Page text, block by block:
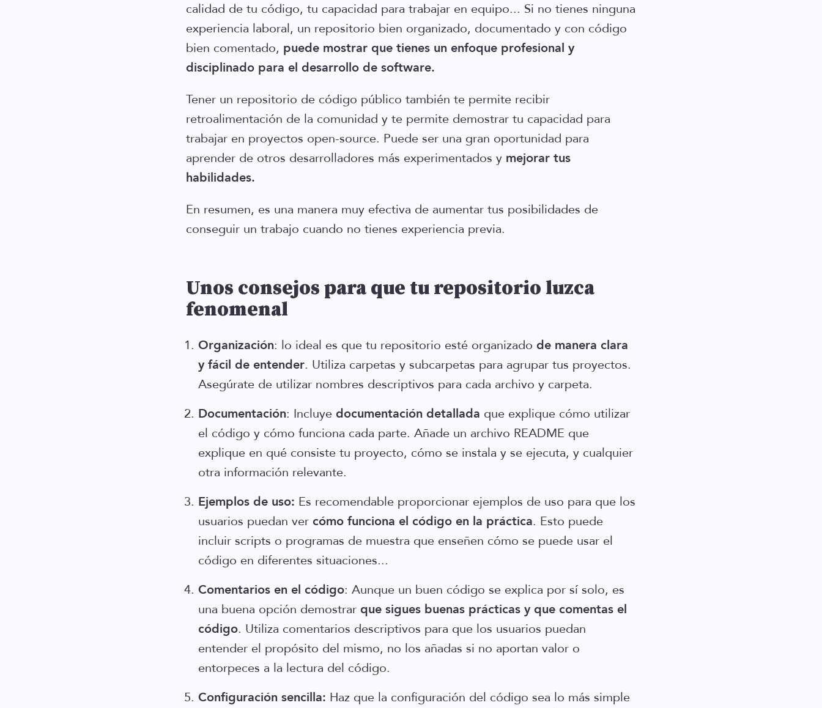
calidad de tu código, tu capacidad para trabajar en equipo... Si no tienes ninguna
experiencia laboral, un repositorio bien organizado, documentado y con código
bien comentado, puede mostrar que tienes un enfoque profesional y
disciplinado para el desarrollo de software.
Tener un repositorio de código público también te permite recibir
retroalimentación de la comunidad y te permite demostrar tu capacidad para
trabajar en proyectos open-source. Puede ser una gran oportunidad para
aprender de otros desarrolladores más experimentados y mejorar tus
habilidades.
En resumen, es una manera muy efectiva de aumentar tus posibilidades de
conseguir un trabajo cuando no tienes experiencia previa.
Unos consejos para que tu repositorio luzca
fenomenal
Organización: lo ideal es que tu repositorio esté organizado de manera clara
y fácil de entender. Utiliza carpetas y subcarpetas para agrupar tus proyectos.
Asegúrate de utilizar nombres descriptivos para cada archivo y carpeta.
Documentación: Incluye documentación detallada que explique cómo utilizar
el código y cómo funciona cada parte. Añade un archivo README que
explique en qué consiste tu proyecto, cómo se instala y se ejecuta, y cualquier
otra información relevante.
Ejemplos de uso: Es recomendable proporcionar ejemplos de uso para que los
usuarios puedan ver cómo funciona el código en la práctica. Esto puede
incluir scripts o programas de muestra que enseñen cómo se puede usar el
código en diferentes situaciones...
Comentarios en el código: Aunque un buen código se explica por sí solo, es
una buena opción demostrar que sigues buenas prácticas y que comentas el
código. Utiliza comentarios descriptivos para que los usuarios puedan
entender el propósito del mismo, no los añadas si no aportan valor o
entorpeces a la lectura del código.
Configuración sencilla: Haz que la configuración del código sea lo más simple